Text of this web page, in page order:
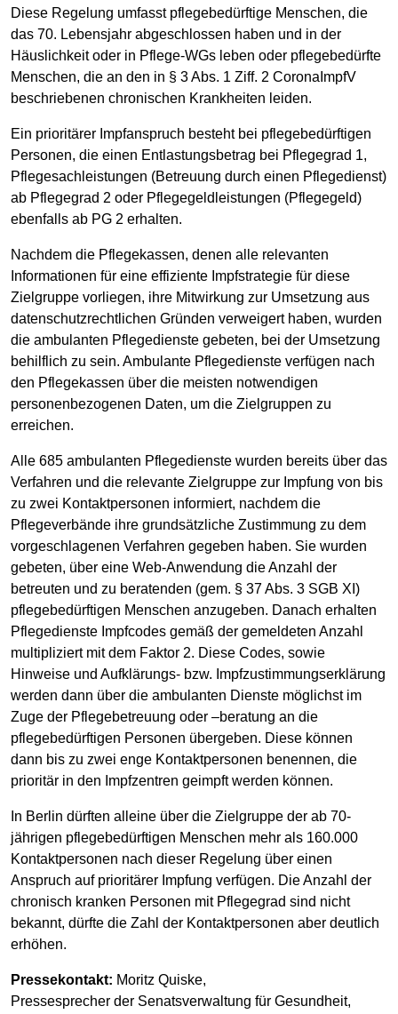
Diese Regelung umfasst pflegebedürftige Menschen, die
das 70. Lebensjahr abgeschlossen haben und in der
Häuslichkeit oder in Pflege-WGs leben oder pflegebedürfte
Menschen, die an den in § 3 Abs. 1 Ziff. 2 CoronaImpfV
beschriebenen chronischen Krankheiten leiden.
Ein prioritärer Impfanspruch besteht bei pflegebedürftigen
Personen, die einen Entlastungsbetrag bei Pflegegrad 1,
Pflegesachleistungen (Betreuung durch einen Pflegedienst)
ab Pflegegrad 2 oder Pflegegeldleistungen (Pflegegeld)
ebenfalls ab PG 2 erhalten.
Nachdem die Pflegekassen, denen alle relevanten
Informationen für eine effiziente Impfstrategie für diese
Zielgruppe vorliegen, ihre Mitwirkung zur Umsetzung aus
datenschutzrechtlichen Gründen verweigert haben, wurden
die ambulanten Pflegedienste gebeten, bei der Umsetzung
behilflich zu sein. Ambulante Pflegedienste verfügen nach
den Pflegekassen über die meisten notwendigen
personenbezogenen Daten, um die Zielgruppen zu
erreichen.
Alle 685 ambulanten Pflegedienste wurden bereits über das
Verfahren und die relevante Zielgruppe zur Impfung von bis
zu zwei Kontaktpersonen informiert, nachdem die
Pflegeverbände ihre grundsätzliche Zustimmung zu dem
vorgeschlagenen Verfahren gegeben haben. Sie wurden
gebeten, über eine Web-Anwendung die Anzahl der
betreuten und zu beratenden (gem. § 37 Abs. 3 SGB XI)
pflegebedürftigen Menschen anzugeben. Danach erhalten
Pflegedienste Impfcodes gemäß der gemeldeten Anzahl
multipliziert mit dem Faktor 2. Diese Codes, sowie
Hinweise und Aufklärungs- bzw. Impfzustimmungserklärung
werden dann über die ambulanten Dienste möglichst im
Zuge der Pflegebetreuung oder –beratung an die
pflegebedürftigen Personen übergeben. Diese können
dann bis zu zwei enge Kontaktpersonen benennen, die
prioritär in den Impfzentren geimpft werden können.
In Berlin dürften alleine über die Zielgruppe der ab 70-
jährigen pflegebedürftigen Menschen mehr als 160.000
Kontaktpersonen nach dieser Regelung über einen
Anspruch auf prioritärer Impfung verfügen. Die Anzahl der
chronisch kranken Personen mit Pflegegrad sind nicht
bekannt, dürfte die Zahl der Kontaktpersonen aber deutlich
erhöhen.
Pressekontakt: Moritz Quiske,
Pressesprecher der Senatsverwaltung für Gesundheit,